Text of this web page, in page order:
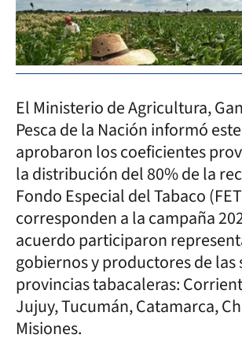
El Ministerio de Agricultura,
Pesca de la Nación informó
aprobaron los coeficientes
la distribución del 80% de la
Fondo Especial del Tabaco
corresponden a la campaña
acuerdo participaron
gobiernos y productores de las
provincias tabacaleras:
Jujuy, Tucumán, Catamarca,
Misiones.